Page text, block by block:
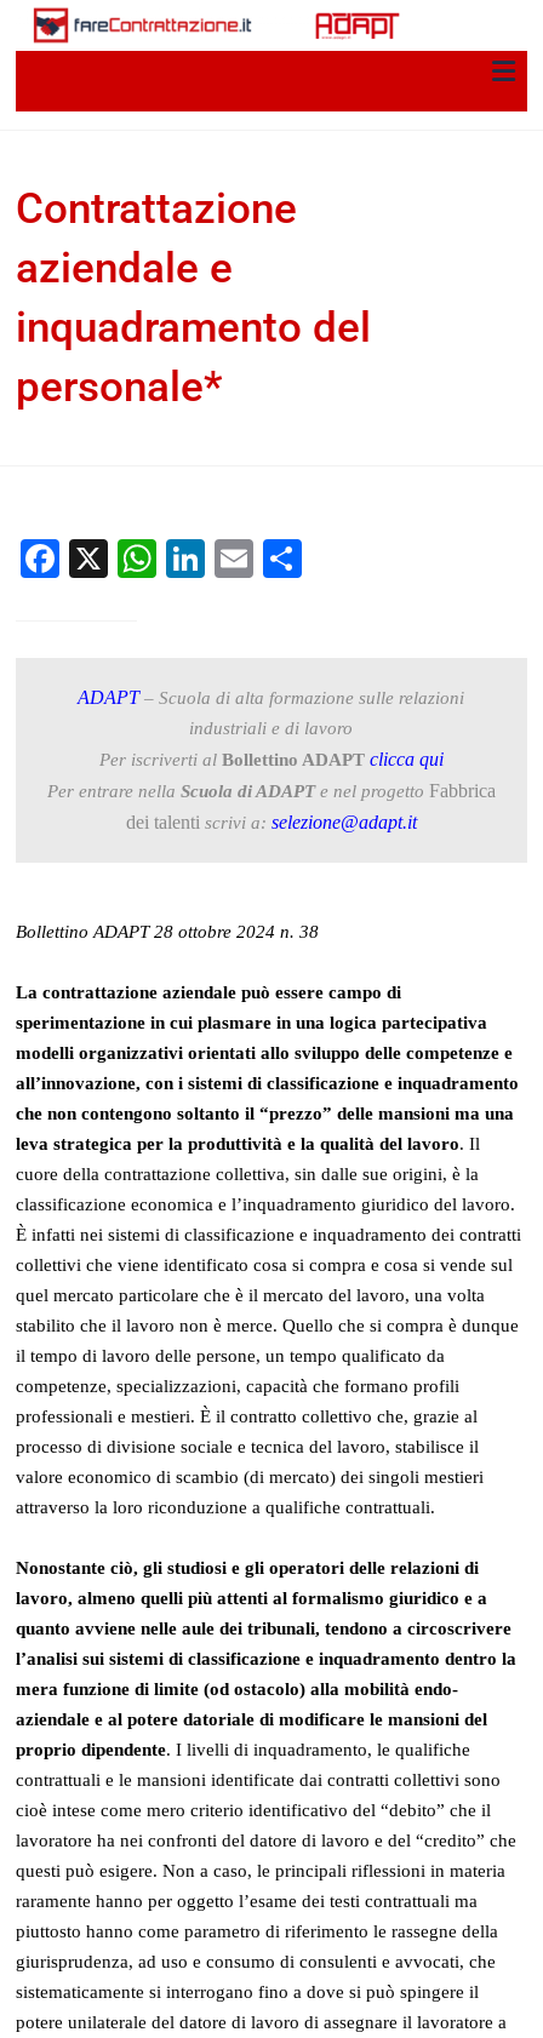
Contrattazione
aziendale e
inquadramento del
personale*
Facebook
X WhatsApp
LinkedIn
Email
ADAPT– Scuola di alta formazione sulle relazioni
industriali e di lavoro
Per iscriverti al Bollettino ADAPT clicca qui
Per entrare nella Scuola di ADAPTe nel progetto Fabbrica
dei talenti scrivi a: selezione@adapt.it
Bollettino ADAPT 28 ottobre 2024 n. 38
La contrattazione aziendale può essere campo di
sperimentazione in cui plasmare in una logica partecipativa
modelli organizzativi orientati allo sviluppo delle competenze e
all’innovazione, con i sistemi di classificazione e inquadramento
che non contengono soltanto il “prezzo” delle mansioni ma una
leva strategica per la produttività e la qualità del lavoro. Il
cuore della contrattazione collettiva, sin dalle sue origini, è la
classificazione economica e l’inquadramento giuridico del lavoro.
È infatti nei sistemi di classificazione e inquadramento dei contratti
collettivi che viene identificato cosa si compra e cosa si vende sul
quel mercato particolare che è il mercato del lavoro, una volta
stabilito che il lavoro non è merce. Quello che si compra è dunque
il tempo di lavoro delle persone, un tempo qualificato da
competenze, specializzazioni, capacità che formano profili
professionali e mestieri. È il contratto collettivo che, grazie al
processo di divisione sociale e tecnica del lavoro, stabilisce il
valore economico di scambio (di mercato) dei singoli mestieri
attraverso la loro riconduzione a qualifiche contrattuali.
Nonostante ciò, gli studiosi e gli operatori delle relazioni di
lavoro, almeno quelli più attenti al formalismo giuridico e a
quanto avviene nelle aule dei tribunali, tendono a circoscrivere
l’analisi sui sistemi di classificazione e inquadramento dentro la
mera funzione di limite (od ostacolo) alla mobilità endo-
aziendale e al potere datoriale di modificare le mansioni del
proprio dipendente. I livelli di inquadramento, le qualifiche
contrattuali e le mansioni identificate dai contratti collettivi sono
cioè intese come mero criterio identificativo del “debito” che il
lavoratore ha nei confronti del datore di lavoro e del “credito” che
questi può esigere. Non a caso, le principali riflessioni in materia
raramente hanno per oggetto l’esame dei testi contrattuali ma
piuttosto hanno come parametro di riferimento le rassegne della
giurisprudenza, ad uso e consumo di consulenti e avvocati, che
sistematicamente si interrogano fino a dove si può spingere il
potere unilaterale del datore di lavoro di assegnare il lavoratore a